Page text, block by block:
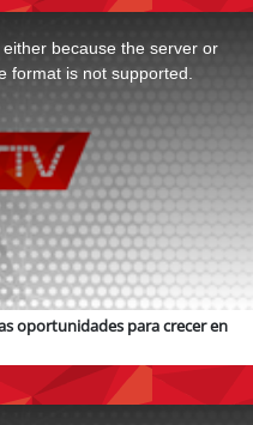
because the server or
format is not supported.
oportunidades para crecer en